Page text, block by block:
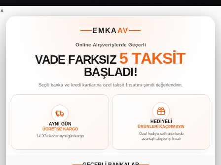
×
EMKAAV
Online Alışverişlerde Geçerli
VADE FARKSIZ 5 TAKSİT
BAŞLADI!
Seçili banka ve kredi kartlarına özel taksit fırsatını şimdi değerlendirin.
AYNI GÜN
ÜCRETSİZ KARGO
14.30’a kadar aynı gün kargo
HEDİYELİ
ÜRÜNLERİ KAÇIRMAYIN
Özel hediye setli ürünlerde
avantajlı alışveriş fırsatı